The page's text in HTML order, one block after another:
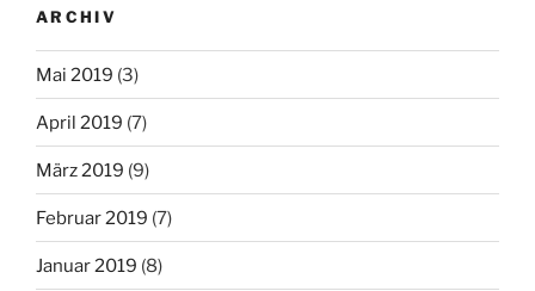
ARCHIV
Mai 2019 (3)
April 2019 (7)
März 2019 (9)
Februar 2019 (7)
Januar 2019 (8)